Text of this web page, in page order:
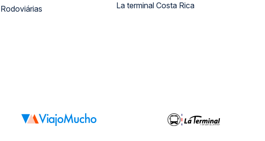
Rodoviárias
La terminal Costa Rica